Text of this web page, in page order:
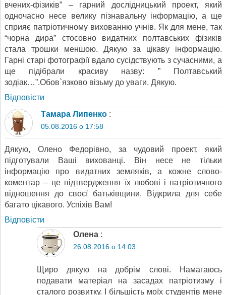
вчених-фізиків” – гарний дослідницький проект, який
одночасно несе велику пізнавальну інформацію, а ще
сприяє патріотичному вихованню учнів. Як для мене, так
“чорна дира” стосовно видатних полтавських фізиків
стала трошки меншою. Дякую за цікаву інформацію.
Гарні старі фотографії вдало сусідствують з сучасними, а
ще підібрали красиву назву: ” Полтавський
зодіак…”.Обов`язково візьму до уваги. Дякую.
Відповіcти
Тамара Липенко :
05.08.2016 о 17:58
Дякую, Олено Федорівно, за чудовий проект, який
підготували Ваші вихованці. Він несе не тільки
інформацію про видатних земляків, а кожне слово-
коментар – це підтвердження їх любові і патріотичного
відношення до своєї батьківщини. Відкрила для себе
багато цікавого. Успіхів Вам!
Відповіcти
Олена :
26.08.2016 о 14:03
Щиро дякую на добрім слові. Намагаюсь
подавати матеріал на засадах патріотизму і
сталого розвитку. І більшість моїх студентів мене